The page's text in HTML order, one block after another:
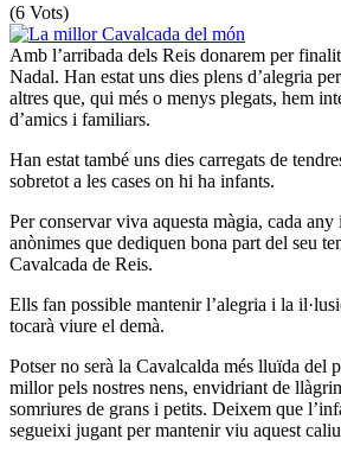
(6 Vots)
Amb l’arribada dels Reis donarem per
Nadal. Han estat uns dies plens d’alegria
altres que, qui més o menys plegats, hem
d’amics i familiars.
Han estat també uns dies carregats de
sobretot a les cases on hi ha infants.
Per conservar viva aquesta màgia, cada
anònimes que dediquen bona part del seu
Cavalcada de Reis.
Ells fan possible mantenir l’alegria i la
tocarà viure el demà.
Potser no serà la Cavalcalda més lluïda del
millor pels nostres nens, envidriant de
somriures de grans i petits. Deixem que
segueixi jugant per mantenir viu aquest